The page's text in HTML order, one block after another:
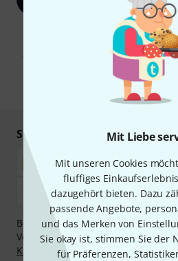
Mit Liebe
Mit unseren Cookies
fluffiges
dazugehört bieten. Dazu
passende Angebote,
und das Merken von
Sie okay ist, stimmen Sie der
für Präferenzen,
Mit Klick auf „Jetzt anmelden“
Werbung und einer Messung des E-
Abmeldung ist jederzeit möglich.
* Pflichtfeld
Sicher einkaufen & bezahlen
Bezahlen Sie vertraulich und
Vorkasse, PayPal, Amazon Pay,
Klarna Ratenzahlungoder